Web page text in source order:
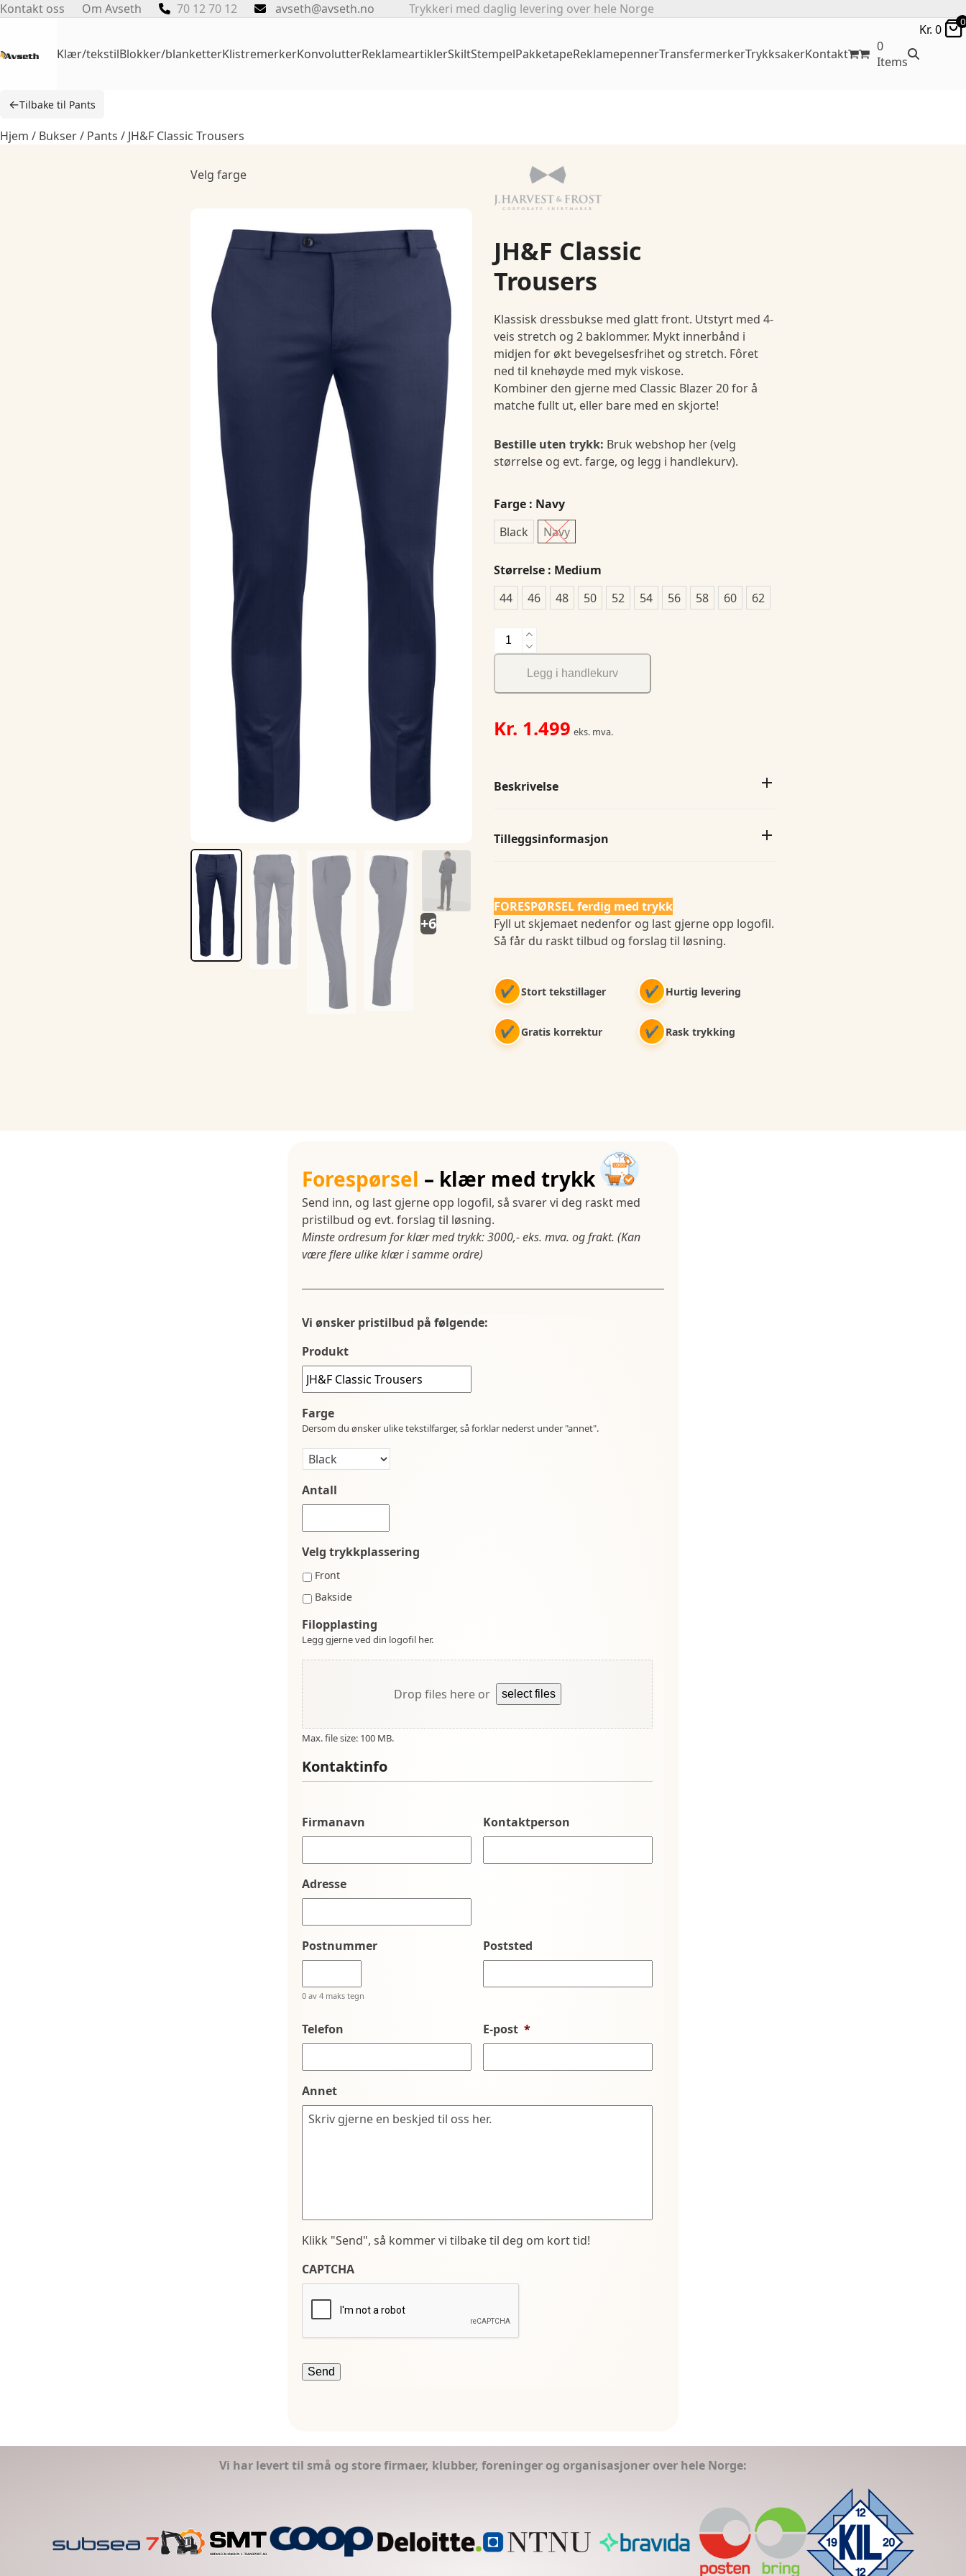
Skip
Kontakt oss Om Avseth 70 12 70 12 avseth@avseth.no Trykkeri med daglig levering over hele Norge
Klær/tekstilBlokker/blanketterKlistremerkerKonvolutterReklameartiklerSkiltStempelPakketapeReklamepennerTransfermerkerTrykksakerKontakt
0
Items
Kr. 0 0
←Tilbake til Pants
Hjem / Bukser/ Pants / JH&F Classic Trousers
Velg farge
+6
JH&F Classic
Trousers
Klassisk dressbukse med glatt front. Utstyrt med 4-
veis stretch og 2 baklommer. Mykt innerbånd i
midjen for økt bevegelsesfrihet og stretch. Fôret
ned til knehøyde med myk viskose.
Kombiner den gjerne med Classic Blazer 20 for å
matche fullt ut, eller bare med en skjorte!
Bestille uten trykk: Bruk webshop her (velg
størrelse og evt. farge, og legg i handlekurv).
Farge : Navy
Black
Navy
Størrelse : Medium
44
46 48 50 52 54 56 58 60 62
JH&F
Classic
Trousers
antall
Legg i handlekurv
Kr. 1.499 eks. mva.
Beskrivelse
Tilleggsinformasjon
FORESPØRSEL ferdig med trykk
Fyll ut skjemaet nedenfor og last gjerne opp logofil.
Så får du raskt tilbud og forslag til løsning.
✔ Stort tekstillager ✔ Hurtig levering
✔ Gratis korrektur ✔ Rask trykking
Forespørsel – klær med trykk
Send inn, og last gjerne opp logofil, så svarer vi deg raskt med
pristilbud og evt. forslag til løsning.
Minste ordresum for klær med trykk: 3000,- eks. mva. og frakt. (Kan
være flere ulike klær i samme ordre)
Vi ønsker pristilbud på følgende:
Produkt
Farge
Dersom du ønsker ulike tekstilfarger, så forklar nederst under "annet".
Antall
Velg trykkplassering
Front
Bakside
Filopplasting
Legg gjerne ved din logofil her.
Drop files here or select files
Max. file size: 100 MB.
Kontaktinfo
Firmanavn Kontaktperson
Adresse
Postnummer
0 av 4 maks tegn
Poststed
Telefon E-post *
Annet
Klikk "Send", så kommer vi tilbake til deg om kort tid!
CAPTCHA
Vi har levert til små og store firmaer, klubber, foreninger og organisasjoner over hele Norge: